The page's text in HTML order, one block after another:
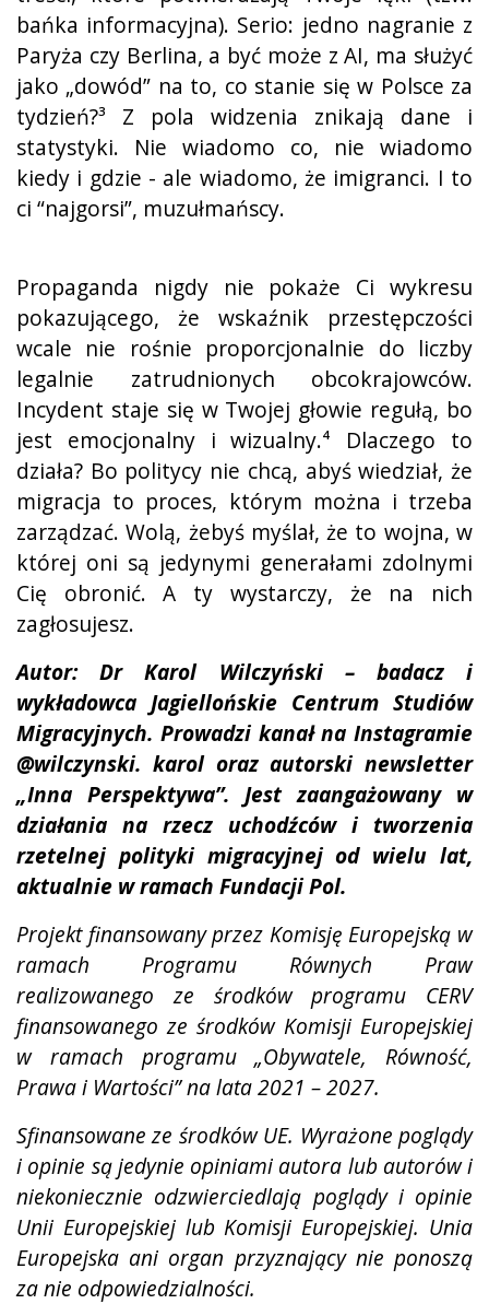
bańka informacyjna). Serio: jedno nagranie z
Paryża czy Berlina, a być może z AI, ma służyć
jako „dowód” na to, co stanie się w Polsce za
tydzień?³ Z pola widzenia znikają dane i
statystyki. Nie wiadomo co, nie wiadomo
kiedy i gdzie - ale wiadomo, że imigranci. I to
ci “najgorsi”, muzułmańscy.
Propaganda nigdy nie pokaże Ci wykresu
pokazującego, że wskaźnik przestępczości
wcale nie rośnie proporcjonalnie do liczby
legalnie zatrudnionych obcokrajowców.
Incydent staje się w Twojej głowie regułą, bo
jest emocjonalny i wizualny.⁴ Dlaczego to
działa? Bo politycy nie chcą, abyś wiedział, że
migracja to proces, którym można i trzeba
zarządzać. Wolą, żebyś myślał, że to wojna, w
której oni są jedynymi generałami zdolnymi
Cię obronić. A ty wystarczy, że na nich
zagłosujesz.
Autor: Dr Karol Wilczyński – badacz i
wykładowca Jagiellońskie Centrum Studiów
Migracyjnych. Prowadzi kanał na Instagramie
@wilczynski. karol oraz autorski newsletter
„Inna Perspektywa”. Jest zaangażowany w
działania na rzecz uchodźców i tworzenia
rzetelnej polityki migracyjnej od wielu lat,
aktualnie w ramach Fundacji Pol.
Projekt finansowany przez Komisję Europejską w
ramach Programu Równych Praw
realizowanego ze środków programu CERV
finansowanego ze środków Komisji Europejskiej
w ramach programu „Obywatele, Równość,
Prawa i Wartości” na lata 2021 – 2027.
Sfinansowane ze środków UE. Wyrażone poglądy
i opinie są jedynie opiniami autora lub autorów i
niekoniecznie odzwierciedlają poglądy i opinie
Unii Europejskiej lub Komisji Europejskiej. Unia
Europejska ani organ przyznający nie ponoszą
za nie odpowiedzialności.